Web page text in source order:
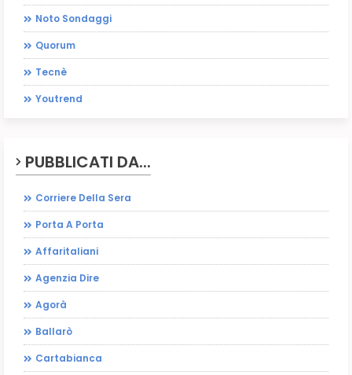
Noto Sondaggi
Quorum
Tecnè
Youtrend
PUBBLICATI DA...
Corriere Della Sera
Porta A Porta
Affaritaliani
Agenzia Dire
Agorà
Ballarò
Cartabianca